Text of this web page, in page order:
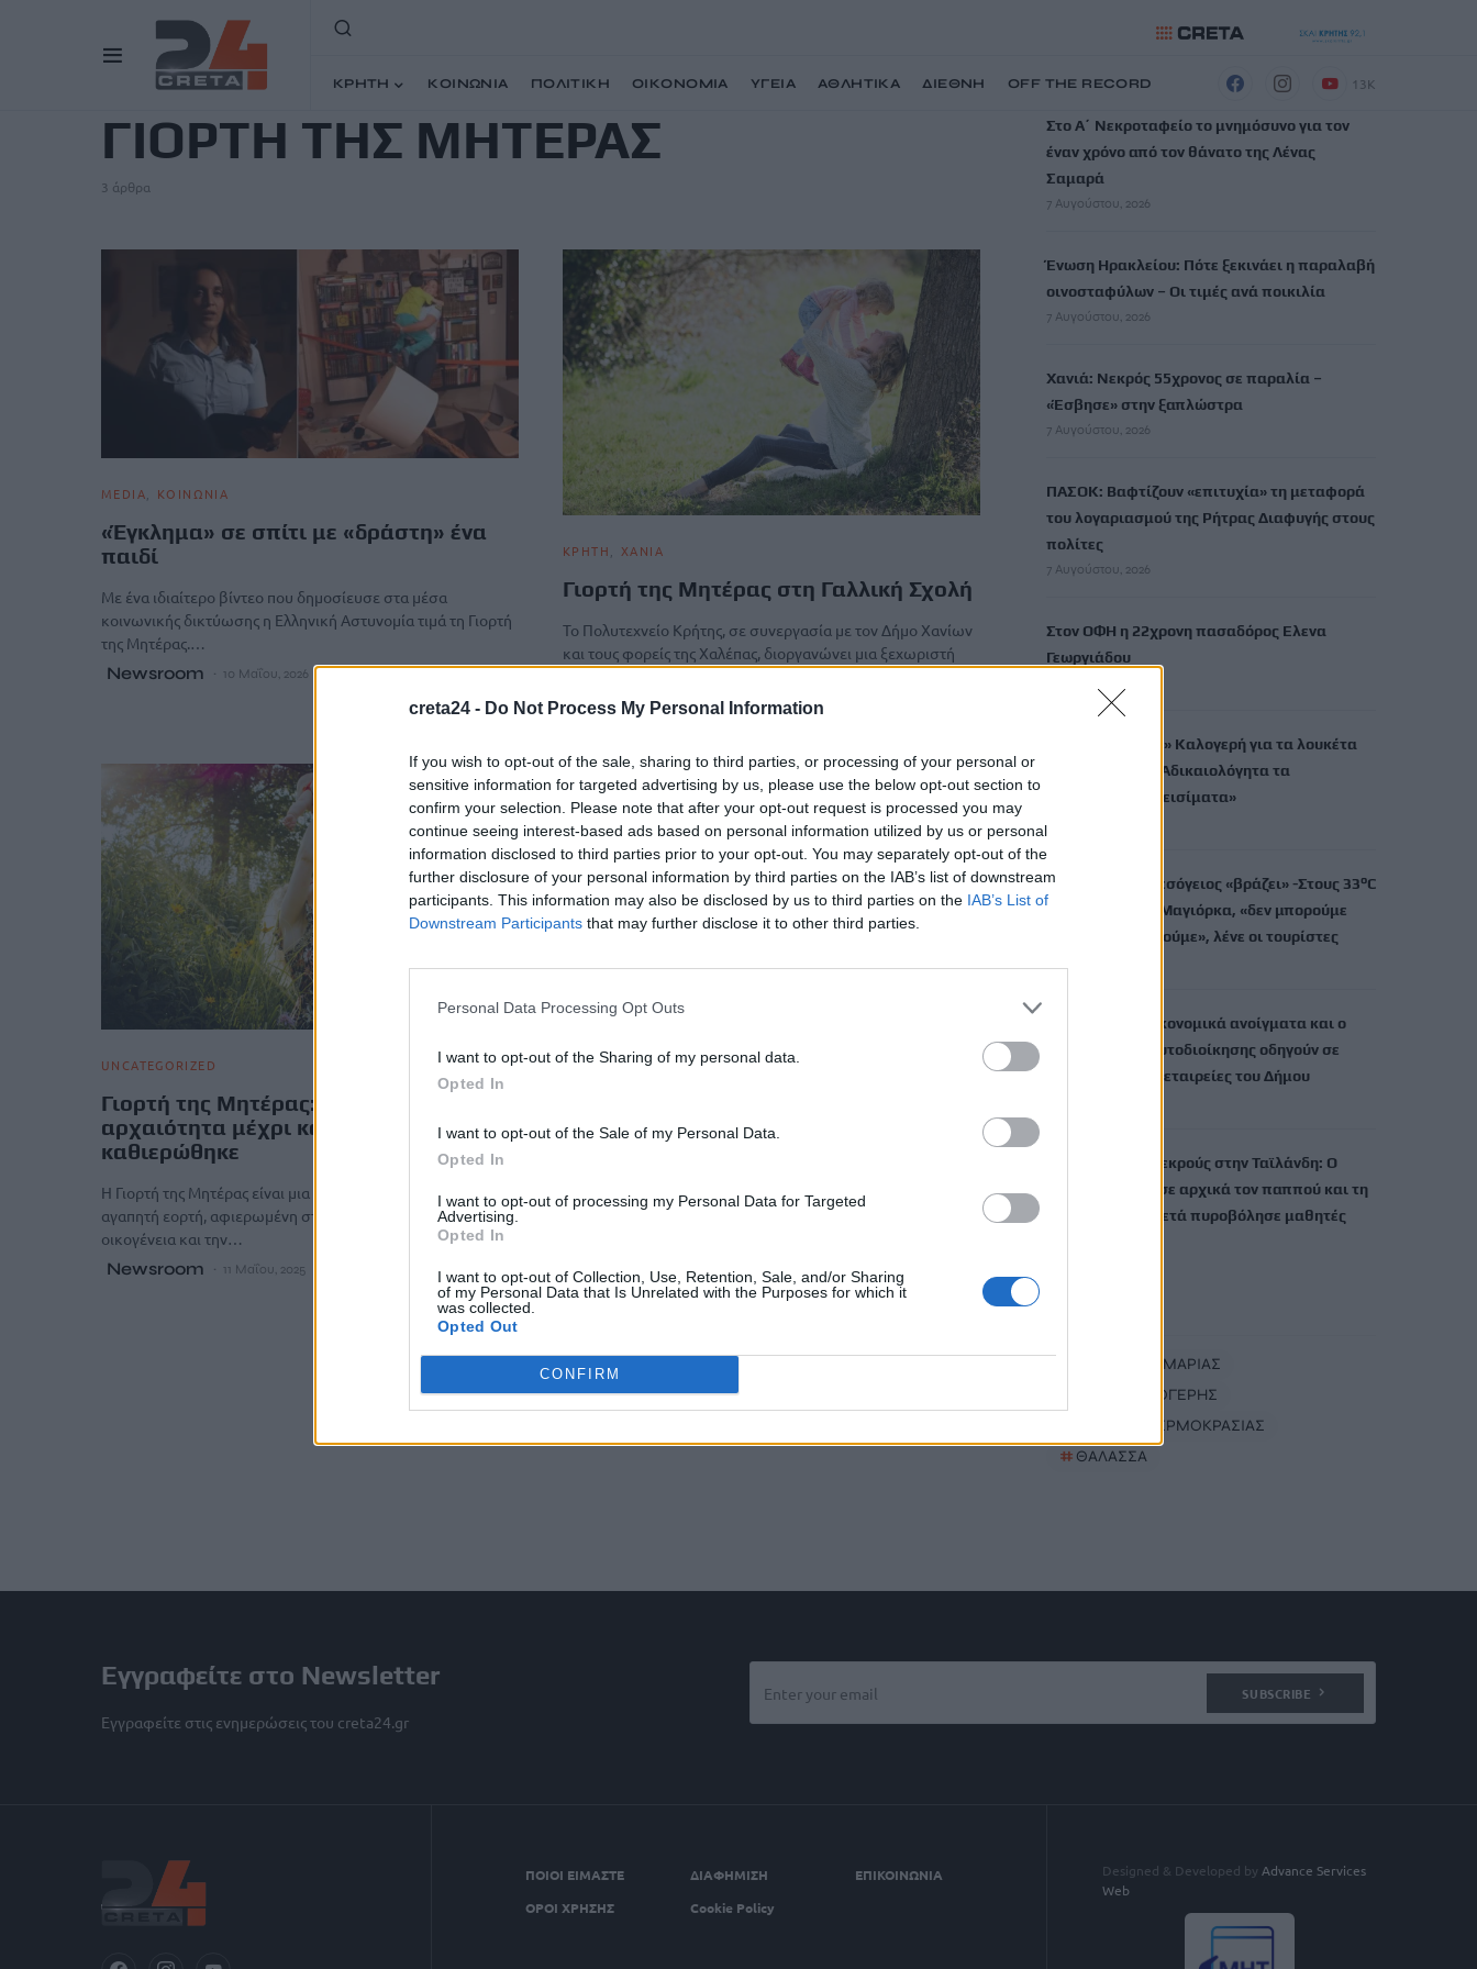
creta24 - Do Not Process My Personal Information
If you wish to opt-out of the sale, sharing to third parties, or processing of your personal or
sensitive information for targeted advertising by us, please use the below opt-out section to
confirm your selection. Please note that after your opt-out request is processed you may
continue seeing interest-based ads based on personal information utilized by us or personal
information disclosed to third parties prior to your opt-out. You may separately opt-out of the
further disclosure of your personal information by third parties on the IAB’s list of downstream
participants. This information may also be disclosed by us to third parties on the IAB’s List of
Downstream Participants that may further disclose it to other third parties.
Personal Data Processing Opt Outs
I want to opt-out of the Sharing of my personal data.
Opted In
I want to opt-out of the Sale of my Personal Data.
Opted In
I want to opt-out of processing my Personal Data for Targeted
Advertising.
Opted In
I want to opt-out of Collection, Use, Retention, Sale, and/or Sharing
of my Personal Data that Is Unrelated with the Purposes for which it
was collected.
Opted Out
CONFIRM
ΚΡΗΤΗ ΚΟΙΝΩΝΙΑ ΠΟΛΙΤΙΚΗ ΟΙΚΟΝΟΜΙΑ ΥΓΕΙΑ ΑΘΛΗΤΙΚΑ ΔΙΕΘΝΗ OFF THE RECORD 13K
ΓΙΟΡΤΗ ΤΗΣ ΜΗΤΕΡΑΣ
3 άρθρα
MEDIA ΚΟΙΝΩΝΙΑ
«Έγκλημα» σε σπίτι με «δράστη» ένα
παιδί
Με ένα ιδιαίτερο βίντεο που δημοσίευσε στα μέσα
κοινωνικής δικτύωσης η Ελληνική Αστυνομία τιμά τη Γιορτή
της Μητέρας.…
Newsroom 10 Μαΐου, 2026
ΚΡΗΤΗ ΧΑΝΙΑ
Γιορτή της Μητέρας στη Γαλλική Σχολή
Το Πολυτεχνείο Κρήτης, σε συνεργασία με τον Δήμο Χανίων
και τους φορείς της Χαλέπας, διοργανώνει μια ξεχωριστή
Newsroom 9 Μαΐου, 2026
UNCATEGORIZED
Γιορτή της Μητέρας: Από την
αρχαιότητα μέχρι και σήμερα – Πώς
καθιερώθηκε
Η Γιορτή της Μητέρας είναι μια ιδιαίτερα συγκινητική και
αγαπητή εορτή, αφιερωμένη στον ρόλο της μητέρας στην
οικογένεια και την…
Newsroom 11 Μαΐου, 2025
ΡΟΗ ΕΙΔΗΣΕΩΝ
Στο Α΄ Νεκροταφείο το μνημόσυνο για τον
έναν χρόνο από τον θάνατο της Λένας
Σαμαρά
7 Αυγούστου, 2026
Ένωση Ηρακλείου: Πότε ξεκινάει η παραλαβή
οινοσταφύλων – Οι τιμές ανά ποικιλία
7 Αυγούστου, 2026
Χανιά: Νεκρός 55χρονος σε παραλία –
«Έσβησε» στην ξαπλώστρα
7 Αυγούστου, 2026
ΠΑΣΟΚ: Βαφτίζουν «επιτυχία» τη μεταφορά
του λογαριασμού της Ρήτρας Διαφυγής στους
πολίτες
7 Αυγούστου, 2026
Στον ΟΦΗ η 22χρονη πασαδόρος Ελενα
Γεωργιάδου
Σαμαριά: «Πυρά» Καλογερή για τα λουκέτα
στο φαράγγι – «Αδικαιολόγητα τα
περισσότερα κλεισίματα»
7 Αυγούστου, 2026
Καύσωνας: Η Μεσόγειος «βράζει» -Στους 33°C
η θάλασσα στη Μαγιόρκα, «δεν μπορούμε
ούτε να δροσιστούμε», λένε οι τουρίστες
Ηράκλειο: Τα οικονομικά ανοίγματα και ο
νέος Κώδικας Αυτοδιοίκησης οδηγούν σε
συγχώνευση τις εταιρείες του Δήμου
Μακελειό με 8 νεκρούς στην Ταϊλάνδη: Ο
δράστης σκότωσε αρχικά τον παππού και τη
γιαγιά του και μετά πυροβόλησε μαθητές
ΦΑΡΑΓΓΙ ΣΑΜΑΡΙΑΣ
ΝΙΚΟΣ ΚΑΛΟΓΕΡΗΣ
ΑΝΟΔΟΣ ΘΕΡΜΟΚΡΑΣΙΑΣ
# ΘΑΛΑΣΣΑ
Εγγραφείτε στο Newsletter
Εγγραφείτε στις ενημερώσεις του creta24.gr
SUBSCRIBE
ΠΟΙΟΙ ΕΙΜΑΣΤΕ ΔΙΑΦΗΜΙΣΗ
ΕΠΙΚΟΙΝΩΝΙΑ
ΟΡΟΙ ΧΡΗΣΗΣ
Cookie Policy
Designed & Developed by Advance Services
Web